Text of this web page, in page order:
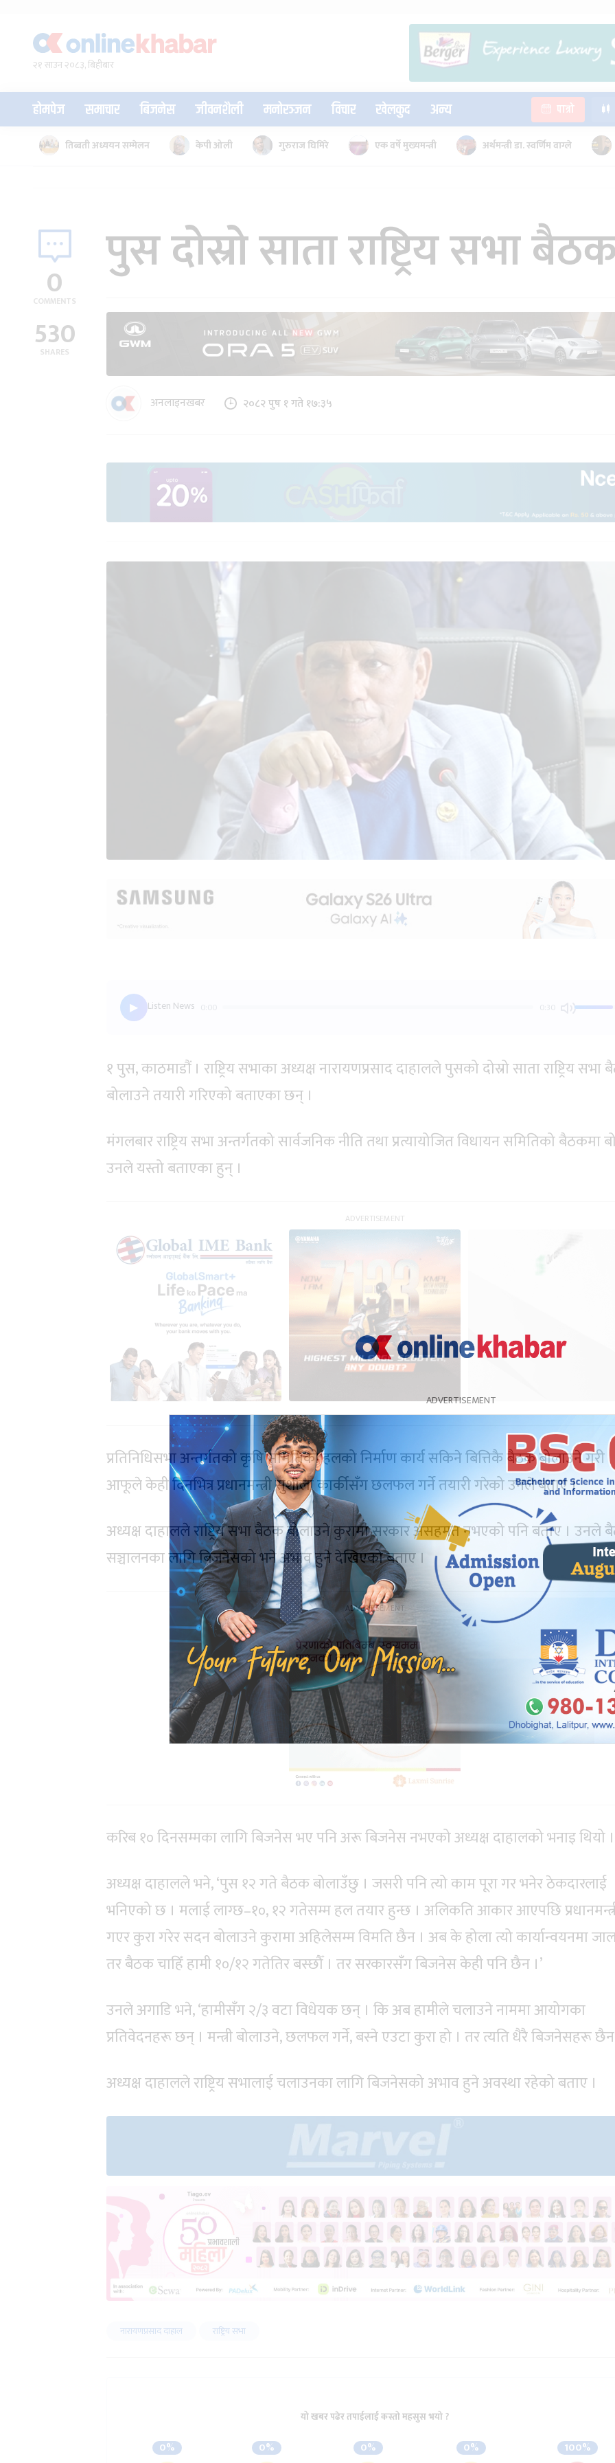
content२१ साउन २०८३, बिहीबार
होमपेज समाचार बिजनेस जीवनशैली मनोरञ्जन विचार खेलकुद अन्य पात्रो
तिब्बती अध्ययन सम्मेलन केपी ओली गुरुराज घिमिरे एक वर्षे मुख्यमन्त्री अर्थमन्त्री डा. स्वर्णिम वाग्ले
0
COMMENTS
530
SHARES
पुस दोस्रो साता राष्ट्रिय सभा
अनलाइनखबर २०८२ पुष १ गते १७:३५
▶ Listen News 0:00 0:30
१ पुस, काठमाडौं । राष्ट्रिय सभाका अध्यक्ष नारायणप्रसाद दाहालले पुसको दोस्रो साता राष्ट्रिय
बोलाउने तयारी गरिएको बताएका छन् ।
मंगलबार राष्ट्रिय सभा अन्तर्गतको सार्वजनिक नीति तथा प्रत्यायोजित विधायन समितिको बैठकमा
उनले यस्तो बताएका हुन् ।
प्रतिनिधिसभा अन्तर्गतको कृषि समितिको हलको निर्माण कार्य सकिने बित्तिकै बैठक बोलाउने गरी
आफूले केही दिनभित्र प्रधानमन्त्री सुशीला कार्कीसँग छलफल गर्ने तयारी गरेको उनले बताए ।
अध्यक्ष दाहालले राष्ट्रिय सभा बैठक बोलाउने कुरामा सरकार असहमत नभएको पनि बताए । उनले
सञ्चालनका लागि बिजनेसको भने अभाव हुने देखिएको बताए ।
करिब १० दिनसम्मका लागि बिजनेस भए पनि अरू बिजनेस नभएको अध्यक्ष दाहालको भनाइ थियो ।
अध्यक्ष दाहालले भने, ‘पुस १२ गते बैठक बोलाउँछु । जसरी पनि त्यो काम पूरा गर भनेर ठेकदारलाई
भनिएको छ । मलाई लाग्छ–१०, १२ गतेसम्म हल तयार हुन्छ । अलिकति आकार आएपछि
गएर कुरा गरेर सदन बोलाउने कुरामा अहिलेसम्म विमति छैन । अब के होला त्यो कार्यान्वयनमा
तर बैठक चाहिँ हामी १०/१२ गतेतिर बस्छौँ । तर सरकारसँग बिजनेस केही पनि छैन ।’
उनले अगाडि भने, ‘हामीसँग २/३ वटा विधेयक छन् । कि अब हामीले चलाउने नाममा आयोगका
प्रतिवेदनहरू छन् । मन्त्री बोलाउने, छलफल गर्ने, बस्ने एउटा कुरा हो । तर त्यति धैरै बिजनेसहरू छैन
अध्यक्ष दाहालले राष्ट्रिय सभालाई चलाउनका लागि बिजनेसको अभाव हुने अवस्था रहेको बताए ।
नारायणप्रसाद दाहाल राष्ट्रिय सभा
यो खबर पढेर तपाईलाई कस्तो महसुस भयो ?
0% 0% 0% 0% 100%